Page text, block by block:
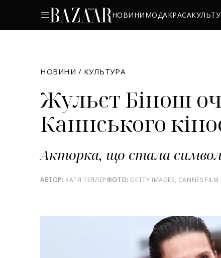
НОВИНИМОДАКРАСА
НОВИНИ / КУЛЬТУРА
Жульєт Бінош
Каннського
Акторка, що стала
АВТОР: КАТЯ ТЕЛЛЕРФОТО: GETTY IMAGES, CANNES FILM